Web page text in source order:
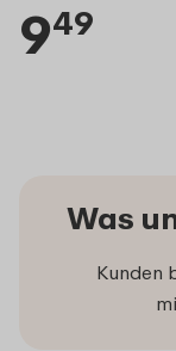
949
Was
Kunden